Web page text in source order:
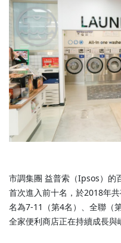
市調集團 益普索（Ipsos）的
首次進入前十名，於2018年
名為7-11（第4名）、全聯（
全家便利商店正在持續成長與